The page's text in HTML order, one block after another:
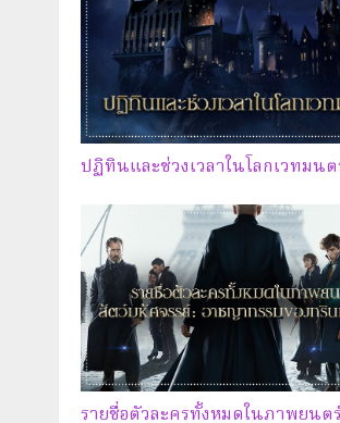
ปฏิทินและช่วงเวลาในโลกเวทมน
รายชื่อตัวละครทั้งหมดในภาพยนต